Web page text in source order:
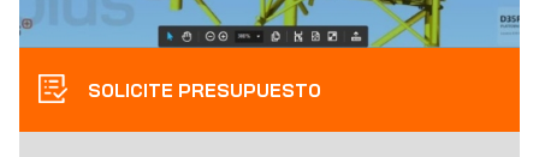
SOLICITE PRESUPUESTO